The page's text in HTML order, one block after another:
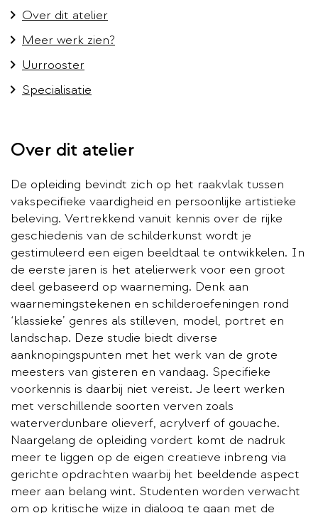
Over dit atelier
Meer werk zien?
Uurrooster
Specialisatie
Over dit atelier
De opleiding bevindt zich op het raakvlak tussen
vakspecifieke vaardigheid en persoonlijke artistieke
beleving. Vertrekkend vanuit kennis over de rijke
geschiedenis van de schilderkunst wordt je
gestimuleerd een eigen beeldtaal te ontwikkelen. In
de eerste jaren is het atelierwerk voor een groot
deel gebaseerd op waarneming. Denk aan
waarnemingstekenen en schilderoefeningen rond
‘klassieke’ genres als stilleven, model, portret en
landschap. Deze studie biedt diverse
aanknopingspunten met het werk van de grote
meesters van gisteren en vandaag. Specifieke
voorkennis is daarbij niet vereist. Je leert werken
met verschillende soorten verven zoals
waterverdunbare olieverf, acrylverf of gouache.
Naargelang de opleiding vordert komt de nadruk
meer te liggen op de eigen creatieve inbreng via
gerichte opdrachten waarbij het beeldende aspect
meer aan belang wint. Studenten worden verwacht
om op kritische wijze in dialoog te gaan met de